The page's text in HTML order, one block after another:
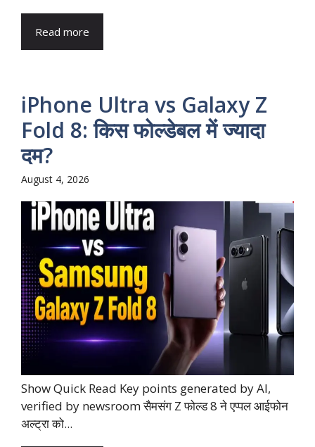
Read more
iPhone Ultra vs Galaxy Z
Fold 8: किस फोल्डेबल में ज्यादा
दम?
August 4, 2026
Show Quick Read Key points generated by AI,
verified by newsroom सैमसंग Z फोल्ड 8 ने एप्पल आईफोन
अल्ट्रा को...